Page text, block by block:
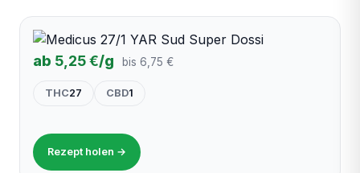
ab 5,25 €/g bis 6,75 €
THC27 CBD1
Rezept holen →